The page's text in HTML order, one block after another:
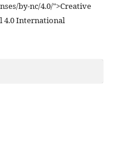
by-nc/4.0/">Creative
4.0 International